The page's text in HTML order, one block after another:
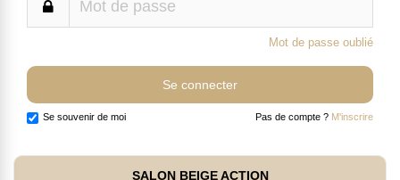
Mot de passe oublié
Se souvenir de moi Pas de compte ? M'inscrire
SALON BEIGE ACTION